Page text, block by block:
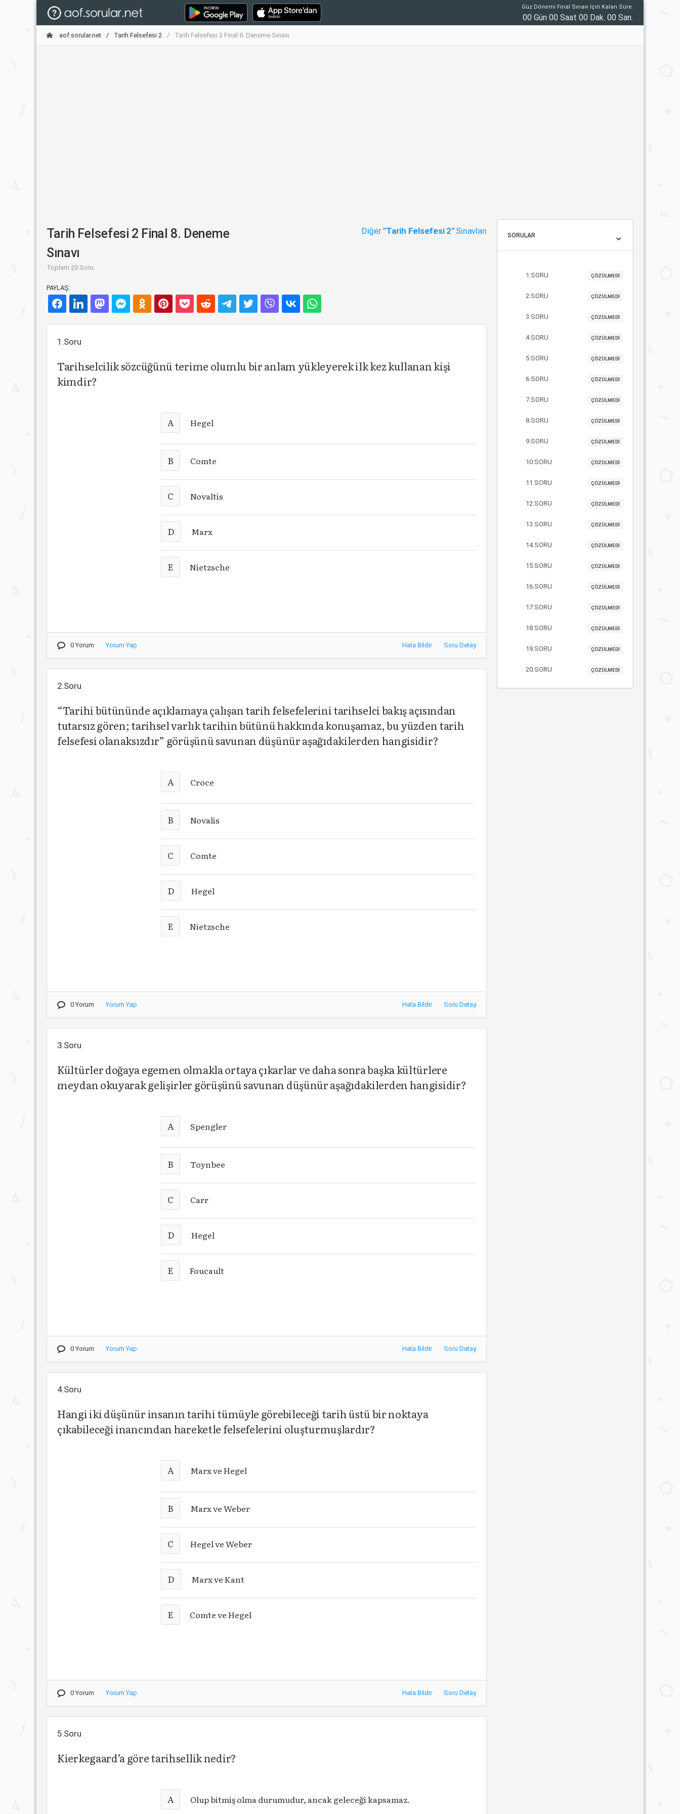
Güz Dönemi Final Sınavı İçin Kalan Süre:
00 Gün 00 Saat 00 Dak. 00 San.
aof.sorular.net Tarih Felsefesi 2 Tarih Felsefesi 2 Final 8. Deneme Sınavı
Tarih Felsefesi 2 Final 8. Deneme
Sınavı
Toplam 20 Soru
Diğer "Tarih Felsefesi 2"Sınavları
PAYLAŞ:
1.Soru
Tarihselcilik sözcüğünü terime olumlu bir anlam yükleyerek ilk kez kullanan kişi
kimdir?
A Hegel
B Comte
C Novaltis
D Marx
E Nietzsche
0 Yorum Yorum Yap Hata Bildir Soru Detay
2.Soru
“Tarihi bütününde açıklamaya çalışan tarih felsefelerini tarihselci bakış açısından
tutarsız gören; tarihsel varlık tarihin bütünü hakkında konuşamaz, bu yüzden tarih
felsefesi olanaksızdır” görüşünü savunan düşünür aşağıdakilerden hangisidir?
A Croce
B Novalis
C Comte
D Hegel
E Nietzsche
0 Yorum Yorum Yap Hata Bildir Soru Detay
3.Soru
Kültürler doğaya egemen olmakla ortaya çıkarlar ve daha sonra başka kültürlere
meydan okuyarak gelişirler görüşünü savunan düşünür aşağıdakilerden hangisidir?
A Spengler
B Toynbee
C Carr
D Hegel
E Foucault
0 Yorum Yorum Yap Hata Bildir Soru Detay
4.Soru
Hangi iki düşünür insanın tarihi tümüyle görebileceği tarih üstü bir noktaya
çıkabileceği inancından hareketle felsefelerini oluşturmuşlardır?
A Marx ve Hegel
B Marx ve Weber
C Hegel ve Weber
D Marx ve Kant
E Comte ve Hegel
0 Yorum Yorum Yap Hata Bildir Soru Detay
5.Soru
Kierkegaard’a göre tarihsellik nedir?
A Olup bitmiş olma durumudur, ancak geleceği kapsamaz.
SORULAR
1.SORU ÇÖZÜLMEDİ
2.SORU ÇÖZÜLMEDİ
3.SORU ÇÖZÜLMEDİ
4.SORU ÇÖZÜLMEDİ
5.SORU ÇÖZÜLMEDİ
6.SORU ÇÖZÜLMEDİ
7.SORU ÇÖZÜLMEDİ
8.SORU ÇÖZÜLMEDİ
9.SORU ÇÖZÜLMEDİ
10.SORU ÇÖZÜLMEDİ
11.SORU ÇÖZÜLMEDİ
12.SORU ÇÖZÜLMEDİ
13.SORU ÇÖZÜLMEDİ
14.SORU ÇÖZÜLMEDİ
15.SORU ÇÖZÜLMEDİ
16.SORU ÇÖZÜLMEDİ
17.SORU ÇÖZÜLMEDİ
18.SORU ÇÖZÜLMEDİ
19.SORU ÇÖZÜLMEDİ
20.SORU ÇÖZÜLMEDİ